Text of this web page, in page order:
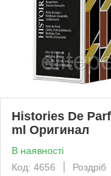
Histories De
ml Оригинал
В наявності
Код: 4656
Роздріб